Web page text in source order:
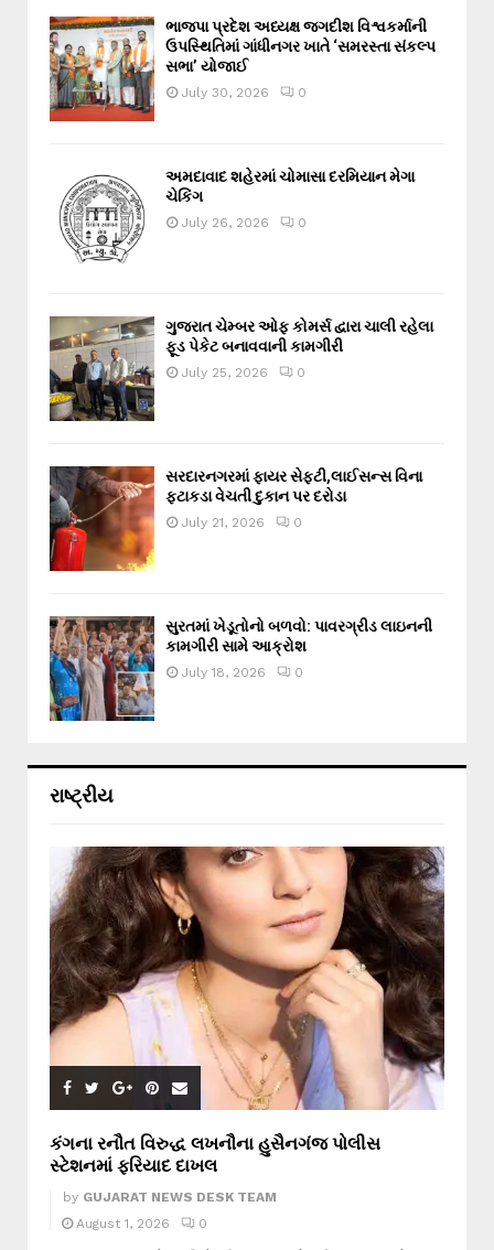
ભાજપા પ્રદેશ અધ્યક્ષ જગદીશ વિશ્વકર્માની
ઉપસ્થિતિમાં ગાંધીનગર ખાતે ‘સમરસ્તા સંકલ્પ
સભા’ યોજાઈ
July 30, 2026 0
અમદાવાદ શહેરમાં ચોમાસા દરમિયાન મેગા
ચેકિંગ
July 26, 2026 0
ગુજરાત ચેમ્બર ઓફ કોમર્સ દ્વારા ચાલી રહેલા
ફૂડ પેકેટ બનાવવાની કામગીરી
July 25, 2026 0
સરદારનગરમાં ફાયર સેફ્ટી,લાઈસન્સ વિના
ફટાકડા વેચતી દુકાન પર દરોડા
July 21, 2026 0
સુરતમાં ખેડૂતોનો બળવો: પાવરગ્રીડ લાઇનની
કામગીરી સામે આક્રોશ
July 18, 2026 0
રાષ્ટ્રીય
કંગના રનૌત વિરુદ્ધ લખનૌના હુસૈનગંજ પોલીસ
સ્ટેશનમાં ફરિયાદ દાખલ
by GUJARAT NEWS DESK TEAM
August 1, 2026
0